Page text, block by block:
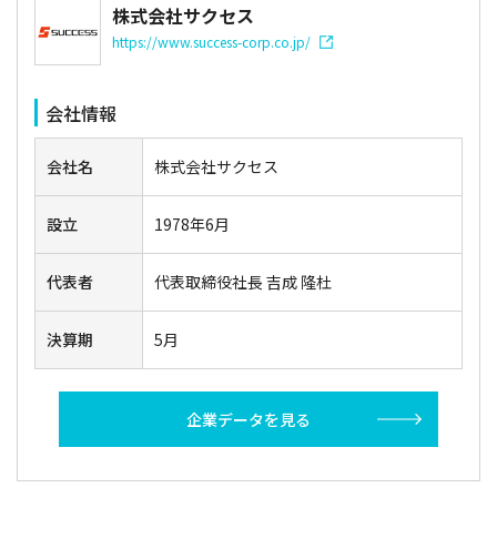
株式会社サクセス
https://www.success-corp.co.jp/
会社情報
会社名 株式会社サクセス
設立 1978年6月
代表者 代表取締役社長 吉成 隆杜
決算期 5月
企業データを見る